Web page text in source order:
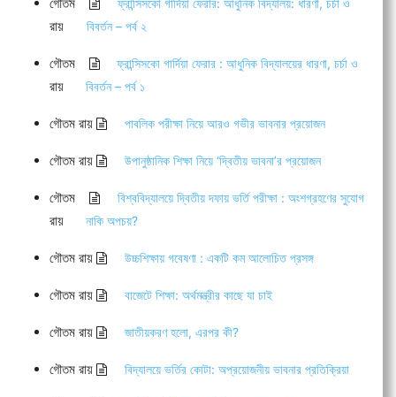
রায়
ফ্রান্সিসকো গার্দিয়া ফেরার: আধুনিক বিদ্যালয়: ধারণা, চর্চা ও
বিবর্তন – পর্ব ২
গৌতম
রায়
ফ্রান্সিসকো গার্দিয়া ফেরার : আধুনিক বিদ্যালয়ের ধারণা, চর্চা ও
বিবর্তন – পর্ব ১
গৌতম রায় পাবলিক পরীক্ষা নিয়ে আরও গভীর ভাবনার প্রয়োজন
গৌতম রায় উপানুষ্ঠানিক শিক্ষা নিয়ে ‘দ্বিতীয় ভাবনা’র প্রয়োজন
গৌতম
রায়
বিশ্ববিদ্যালয়ে দ্বিতীয় দফায় ভর্তি পরীক্ষা : অংশগ্রহণের সুযোগ
নাকি অপচয়?
গৌতম রায় উচ্চশিক্ষায় গবেষণা : একটি কম আলোচিত প্রসঙ্গ
গৌতম রায় বাজেটে শিক্ষা: অর্থমন্ত্রীর কাছে যা চাই
গৌতম রায় জাতীয়করণ হলো, এরপর কী?
গৌতম রায় বিদ্যালয়ে ভর্তির কোটা: অপ্রয়োজনীয় ভাবনার প্রতিক্রিয়া